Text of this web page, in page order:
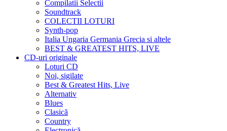
Compilatii Selectii
Soundtrack
COLECTII LOTURI
Synth-pop
Italia Ungaria Germania Grecia si altele
BEST & GREATEST HITS, LIVE
CD-uri originale
Loturi CD
Noi, sigilate
Best & Greatest Hits, Live
Alternativ
Blues
Clasică
Country